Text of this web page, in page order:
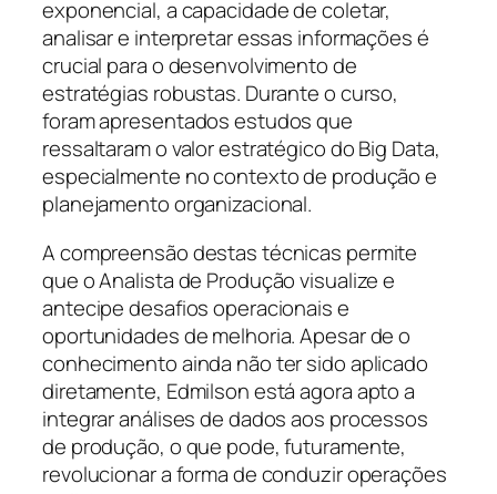
exponencial, a capacidade de coletar,
analisar e interpretar essas informações é
crucial para o desenvolvimento de
estratégias robustas. Durante o curso,
foram apresentados estudos que
ressaltaram o valor estratégico do Big Data,
especialmente no contexto de produção e
planejamento organizacional.
A compreensão destas técnicas permite
que o Analista de Produção visualize e
antecipe desafios operacionais e
oportunidades de melhoria. Apesar de o
conhecimento ainda não ter sido aplicado
diretamente, Edmilson está agora apto a
integrar análises de dados aos processos
de produção, o que pode, futuramente,
revolucionar a forma de conduzir operações